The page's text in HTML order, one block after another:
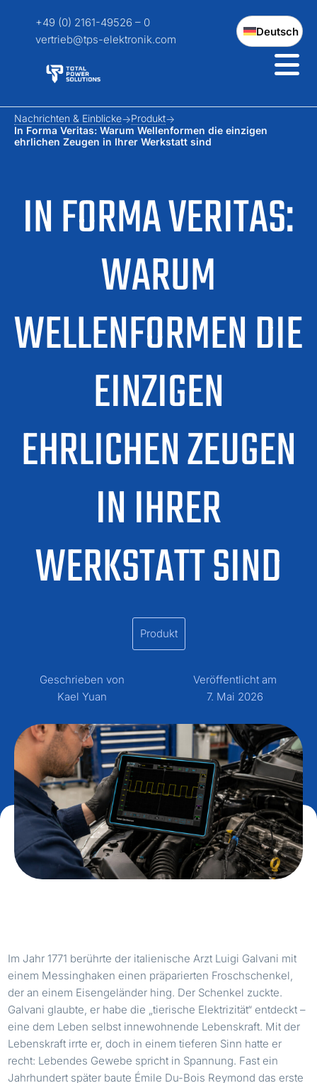
+49 (0) 2161-49526 – 0
vertrieb@tps-elektronik.com
Deutsch
IN FORMA VERITAS:
WARUM
WELLENFORMEN DIE
EINZIGEN
EHRLICHEN ZEUGEN
IN IHRER
WERKSTATT SIND
Nachrichten & Einblicke
Produkt
In Forma Veritas: Warum Wellenformen die einzigen
ehrlichen Zeugen in Ihrer Werkstatt sind
Produkt
Geschrieben von
Kael Yuan
Veröffentlicht am
7. Mai 2026
Im Jahr 1771 berührte der italienische Arzt Luigi Galvani mit
einem Messinghaken einen präparierten Froschschenkel,
der an einem Eisengeländer hing. Der Schenkel zuckte.
Galvani glaubte, er habe die „tierische Elektrizität“ entdeckt –
eine dem Leben selbst innewohnende Lebenskraft. Mit der
Lebenskraft irrte er, doch in einem tieferen Sinn hatte er
recht: Lebendes Gewebe spricht in Spannung. Fast ein
Jahrhundert später baute Émile Du-Bois Reymond das erste